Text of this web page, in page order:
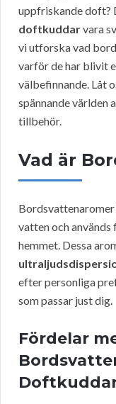
uppfriskande doft?
doftkuddarvara
vi utforska vad
varför de har blivit
välbefinnande. Låt
spännande världen
tillbehör.
Vad är
Bordsvattenaromer
vatten och
hemmet. Dessa
efter personliga
som passar just dig.
Fördelar